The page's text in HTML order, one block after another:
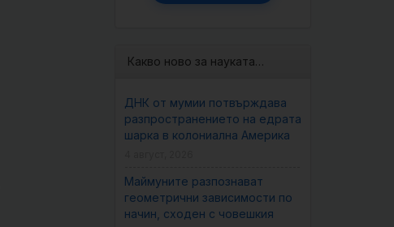
Какво ново за науката…
ДНК от мумии потвърждава
разпространението на едрата
шарка в колониална Америка
Маймуните разпознават
геометрични зависимости по
начин, сходен с човешкия